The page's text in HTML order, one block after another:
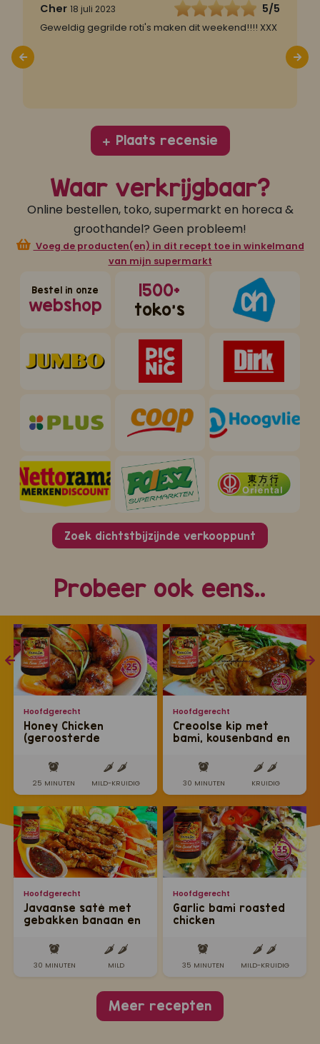
Cher 18 juli 2023 5/5
Geweldig gegrilde roti's maken dit weekend!!!! XXX
Plaats recensie
Waar verkrijgbaar?
Online bestellen, toko, supermarkt en horeca &
groothandel? Geen probleem!
Voeg de producten(en) in dit recept toe in winkelmand
van mijn supermarkt
Bestel in onze
webshop
1500+
toko's
Zoek dichtstbijzijnde verkooppunt
Probeer ook eens..
Hoofdgerecht
Honey Chicken
(geroosterde
geglaceerd met
honing)
25 MINUTEN MILD-KRUIDIG
Hoofdgerecht
Javaanse saté met
gebakken banaan en
30 MINUTEN MILD
Hoofdgerecht
Creoolse kip met
bami, kousenband en
30 MINUTEN KRUIDIG
Hoofdgerecht
Garlic bami roasted
chicken
35 MINUTEN MILD-KRUIDIG
Meer recepten